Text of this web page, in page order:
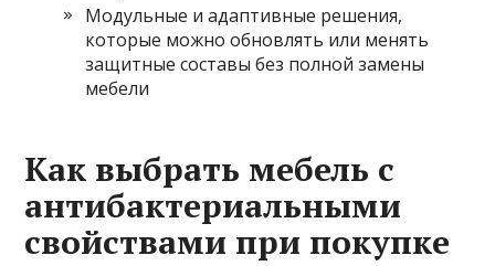
Модульные и адаптивные решения,
которые можно обновлять или менять
защитные составы без полной замены
мебели
Как выбрать мебель с
антибактериальными
свойствами при покупке